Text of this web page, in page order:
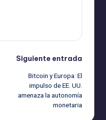
Siguiente entrada
Bitcoin y Europa: El
impulso de EE. UU.
amenaza la autonomía
monetaria